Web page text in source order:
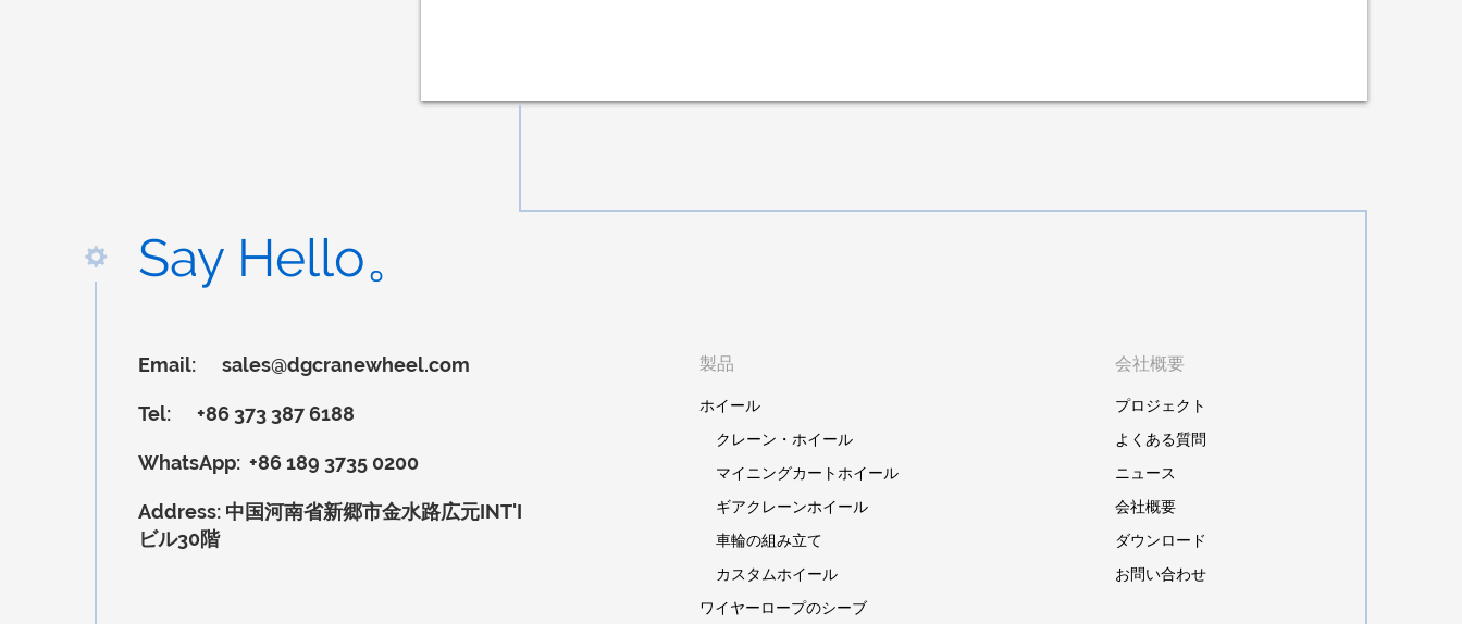
Say Hello。
Email: sales@dgcranewheel.com
Tel: +86 373 387 6188
WhatsApp: +86 189 3735 0200
Address: 中国河南省新郷市金水路広元INT'I
ビル30階
製品
ホイール
クレーン・ホイール
マイニングカートホイール
ギアクレーンホイール
車輪の組み立て
カスタムホイール
ワイヤーロープのシーブ
会社概要
プロジェクト
よくある質問
ニュース
会社概要
ダウンロード
お問い合わせ